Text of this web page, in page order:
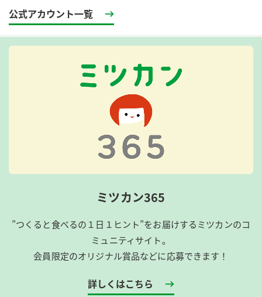
公式アカウント一覧
ミツカン365
”つくると食べるの１日１ヒント”をお届けするミツカンのコ
ミュニティサイト。
会員限定のオリジナル賞品などに応募できます！
詳しくはこちら